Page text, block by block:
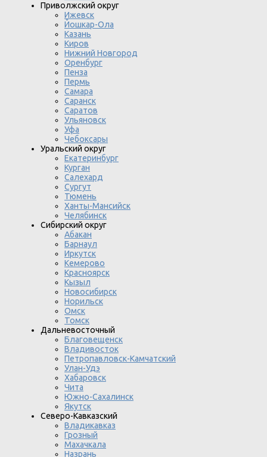
Приволжский округ
Ижевск
Йошкар-Ола
Казань
Киров
Нижний Новгород
Оренбург
Пенза
Пермь
Самара
Саранск
Саратов
Ульяновск
Уфа
Чебоксары
Уральский округ
Екатеринбург
Курган
Салехард
Сургут
Тюмень
Ханты-Мансийск
Челябинск
Сибирский округ
Абакан
Барнаул
Иркутск
Кемерово
Красноярск
Кызыл
Новосибирск
Норильск
Омск
Томск
Дальневосточный
Благовещенск
Владивосток
Петропавловск-Камчатский
Улан-Удэ
Хабаровск
Чита
Южно-Сахалинск
Якутск
Северо-Кавказский
Владикавказ
Грозный
Махачкала
Назрань